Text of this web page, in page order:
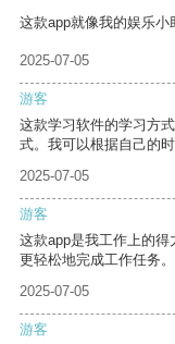
这款app就像我的娱乐小
2025-07-05
游客
这款学习软件的学习方
式。我可以根据自己的
2025-07-05
游客
这款app是我工作上的
更轻松地完成工作任务。
2025-07-05
游客